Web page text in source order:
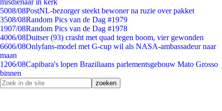
misdienaar in kerk
5008/08PostNL-bezorger steekt bewoner na ruzie over pakket
3508/08Random Pics van de Dag #1979
1907/08Random Pics van de Dag #1978
4006/08Duitser (93) crasht met quad tegen boom, vier gewonden
6606/08Onlyfans-model met G-cup wil als NASA-ambassadeur naar
maan
1206/08Capibara's lopen Braziliaans parlementsgebouw Mato Grosso
binnen